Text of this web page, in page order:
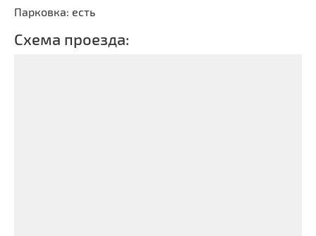
Парковка: есть
Схема проезда: